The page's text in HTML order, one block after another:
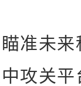
未来
攻关